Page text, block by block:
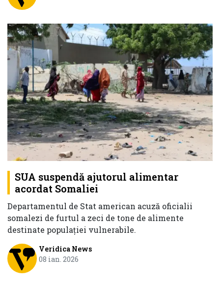
SUA suspendă ajutorul alimentar
acordat Somaliei
Departamentul de Stat american acuză oficialii
somalezi de furtul a zeci de tone de alimente
destinate populației vulnerabile.
Veridica News
08 ian. 2026